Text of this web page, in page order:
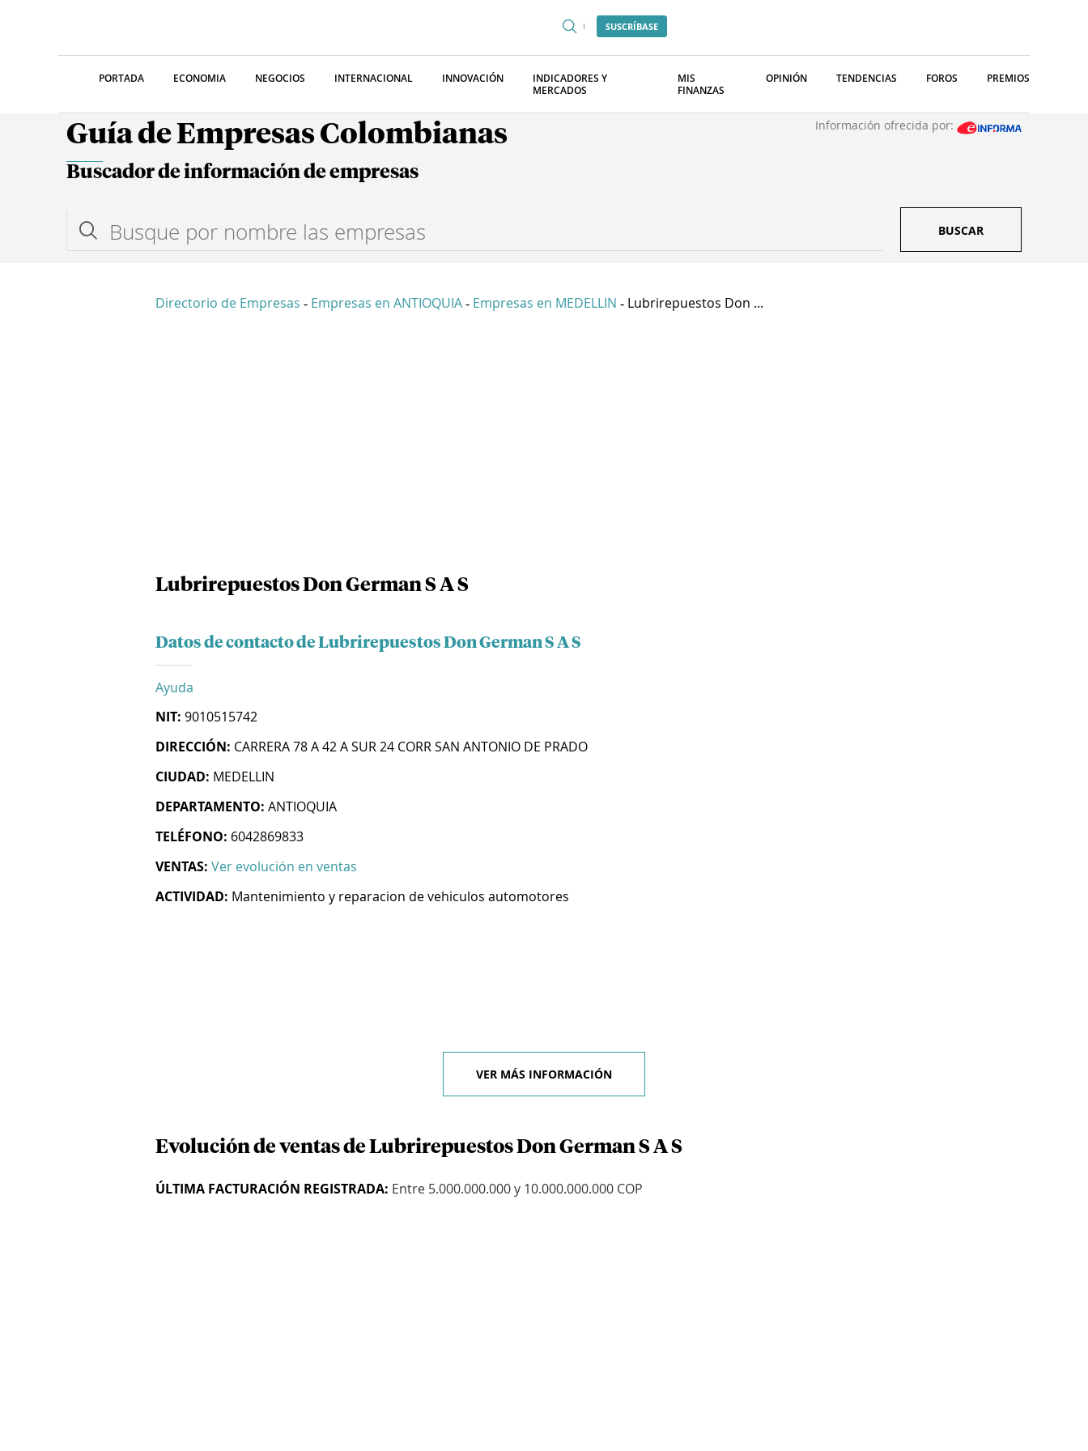
SUSCRÍBASE
PORTADA ECONOMIA NEGOCIOS INTERNACIONAL INNOVACIÓN
INDICADORES Y
MERCADOS
MIS
FINANZAS
OPINIÓN TENDENCIAS FOROS PREMIOS
Guía de Empresas Colombianas Información ofrecida por:
Buscador de información de empresas
BUSCAR
Directorio de Empresas - Empresas en ANTIOQUIA - Empresas en MEDELLIN - Lubrirepuestos Don ...
Lubrirepuestos Don German S A S
Datos de contacto de Lubrirepuestos Don German S A S
Ayuda
NIT: 9010515742
DIRECCIÓN: CARRERA 78 A 42 A SUR 24 CORR SAN ANTONIO DE PRADO
CIUDAD: MEDELLIN
DEPARTAMENTO: ANTIOQUIA
TELÉFONO: 6042869833
VENTAS: Ver evolución en ventas
ACTIVIDAD: Mantenimiento y reparacion de vehiculos automotores
VER MÁS INFORMACIÓN
Evolución de ventas de Lubrirepuestos Don German S A S
ÚLTIMA FACTURACIÓN REGISTRADA: Entre 5.000.000.000 y 10.000.000.000 COP